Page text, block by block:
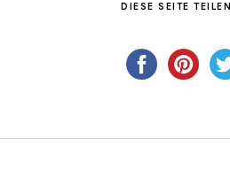
DIESE SEITE TEILEN